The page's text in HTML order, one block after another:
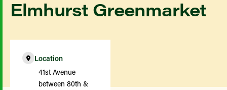
Elmhurst Greenmarket
Location
41st Avenue
between 80th &